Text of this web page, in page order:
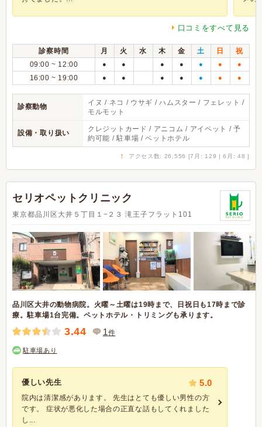
口コミをすべて見る
診察時間 月 火 水 木 金 土 日
祝
09:00 ~ 12:00
● ● ● ● ● ● ●
16:00 ~ 19:00 ● ● ● ● ● ● ●
診察動物
イヌ / ネコ / ウサギ / ハムスター / フェレット /
モルモット
設備・取り扱い
クレジットカード / アニコム / アイペット / 予
約可能 / 駐車場 / ペットホテル
↑ アクセス数: 26,556 [7月: 129 | 6月: 48 ]
セリオペットクリニック
東京都品川区大井５丁目１−２３ 滝王子フラット101
品川区大井の動物病院。火曜～土曜は19時まで、日祝日も17時まで診
療。駐車場1台完備。ペットホテル・トリミングも承ります。
3.44 1件
駐車場あり
優しい先生 5.0
院内は清潔感があります。 先生はとても優しい男性の方
です。 症状が悪化した場合の正直な話もしてくれました
し...